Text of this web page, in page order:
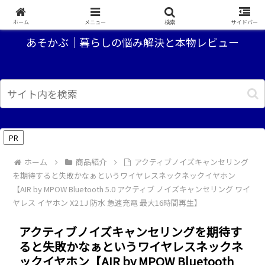
あ～、なるほど。そうか！？といった情報を提供するブログ
あそかぶ｜暮らしの悩み解決と本物レビュー
PR
ホーム 商品紹介
アクティブノイズキャンセリング
を期待すると失敗かなぁというワイヤレスネックネックイヤホン
【AIR by MPOW Bluetooth 5.0 アクティブ ノイズキャンセリング ワイ
ヤレス イヤホン X2.1J 防水 急速充電 最大16時間再生】
アクティブノイズキャンセリングを期待す
ると失敗かなぁというワイヤレスネックネ
ックイヤホン【AIR by MPOW Bluetooth
ホーム メニュー 検索 サイドバー